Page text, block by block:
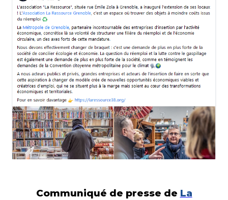
Communiqué de presse de La